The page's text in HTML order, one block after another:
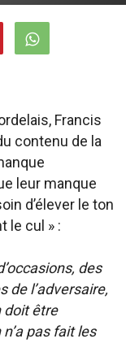
Francis
contenu de la
leur manque
d’élever le ton
le cul » :
des
de l’adversaire,
doit être
pas fait les